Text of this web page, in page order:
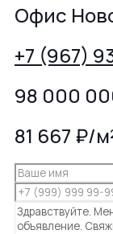
Офис
+7 (967)
98 000
81 667 ₽/